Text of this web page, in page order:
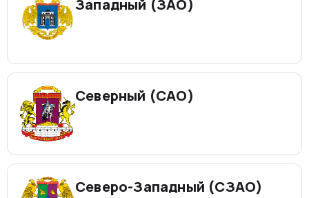
Западный (ЗАО)
Северный (САО)
Северо-Западный (СЗАО)